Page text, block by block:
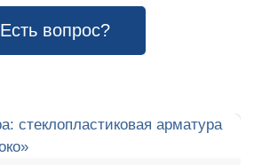
Есть вопрос?